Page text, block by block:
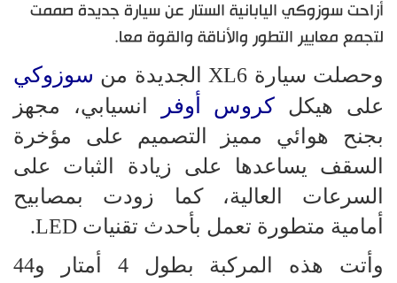
أزاحت سوزوكي اليابانية الستار عن سيارة جديدة صممت
لتجمع معايير التطور والأناقة والقوة معا.
وحصلت سيارة XL6 الجديدة من سوزوكي
على هيكل كروس أوفر
انسيابي، مجهز
بجنح هوائي مميز التصميم على مؤخرة
السقف يساعدها على زيادة الثبات على
السرعات العالية، كما زودت بمصابيح
أمامية متطورة تعمل بأحدث تقنيات LED.
وأتت هذه المركبة بطول 4 أمتار و44